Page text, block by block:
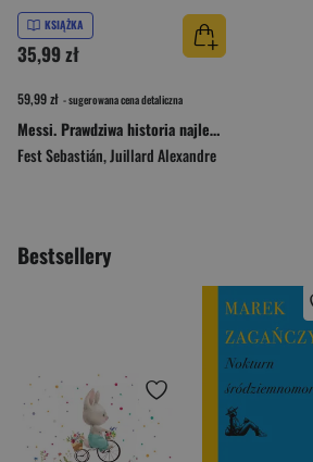
KSIĄŻKA
35,99 zł
59,99 zł - sugerowana cena detaliczna
Messi. Prawdziwa historia najlepszego piłkarza świata
Fest Sebastián,Juillard Alexandre
Bestsellery